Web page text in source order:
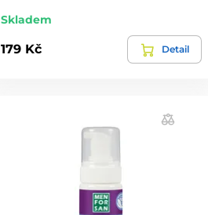
Skladem
179 Kč Detail